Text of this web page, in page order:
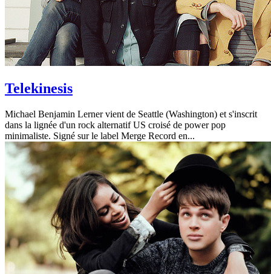
Telekinesis
Michael Benjamin Lerner vient de Seattle (Washington) et s'inscrit
dans la lignée d'un rock alternatif US croisé de power pop
minimaliste. Signé sur le label Merge Record en...